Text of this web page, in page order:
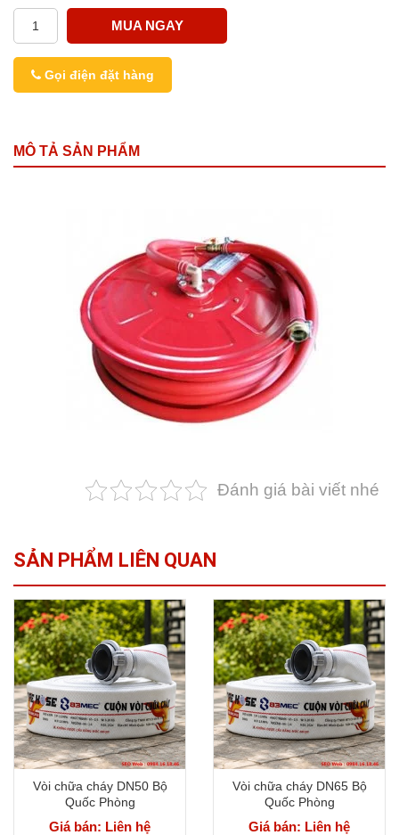
MUA NGAY
Gọi điện đặt hàng
MÔ TẢ SẢN PHẨM
Đánh giá bài viết nhé
SẢN PHẨM LIÊN QUAN
Vòi chữa cháy DN50 Bộ
Quốc Phòng
Giá bán: Liên hệ
Vòi chữa cháy DN65 Bộ
Quốc Phòng
Giá bán: Liên hệ